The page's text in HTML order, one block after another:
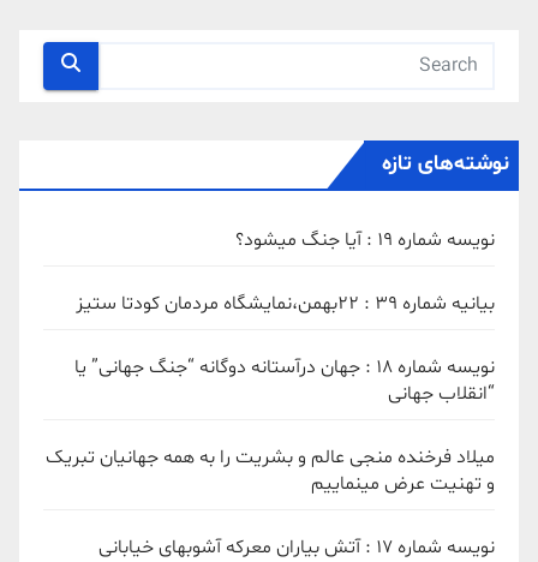
نوشته‌های تازه
نویسه شماره 19 : آیا جنگ میشود؟
بیانیه شماره 39 : ۲۲بهمن،نمایشگاه مردمان کودتا ستیز
نویسه شماره 18 : جهان درآستانه دوگانه “جنگ جهانی” یا
“انقلاب جهانی
میلاد فرخنده منجی عالم و بشریت را به همه جهانیان تبریک
و تهنیت عرض مینماییم
نویسه شماره 17 : آتش بیاران معرکه آشوبهای خیابانی